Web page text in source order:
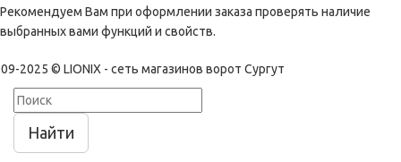
Рекомендуем Вам при оформлении заказа проверять наличие
выбранных вами функций и свойств.
2025 © LIONIX - сеть магазинов ворот Сургут
Найти